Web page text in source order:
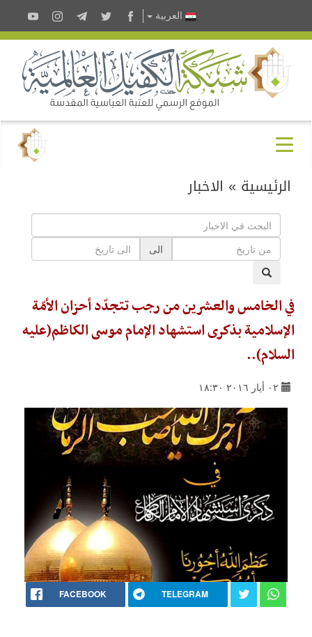
العربية
الرئيسية » الاخبار
الى
في الخامس والعشرين من رجب تتجدّد أحزان الأمّة
الإسلامية بذكرى استشهاد الإمام موسى الكاظم(عليه
السلام)..
٠٢ أيار ٢٠١٦ ١٨:٣٠
FACEBOOK TELEGRAM